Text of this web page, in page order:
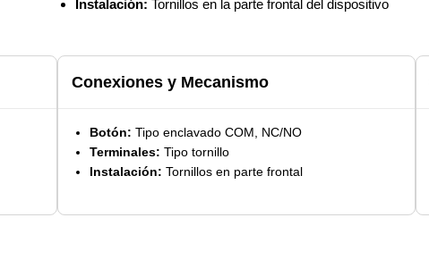
Instalación: Tornillos en la parte frontal del dispositivo
Conexiones y Mecanismo
Botón: Tipo enclavado COM, NC/NO
Terminales: Tipo tornillo
Instalación: Tornillos en parte frontal